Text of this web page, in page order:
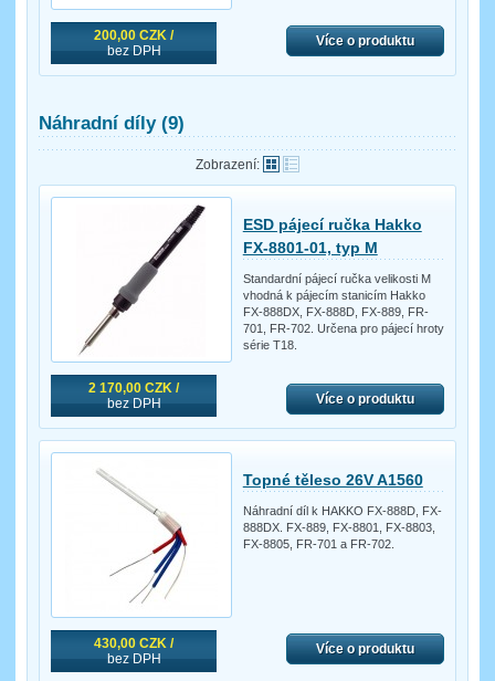
200,00 CZK /
bez DPH
Více o produktu
Náhradní díly (9)
Zobrazení:
2 170,00 CZK /
bez DPH
ESD pájecí ručka Hakko
FX-8801-01, typ M
Standardní pájecí ručka velikosti M
vhodná k pájecím stanicím Hakko
FX-888DX, FX-888D, FX-889, FR-
701, FR-702. Určena pro pájecí hroty
série T18.
Více o produktu
430,00 CZK /
bez DPH
Topné těleso 26V A1560
Náhradní díl k HAKKO FX-888D, FX-
888DX. FX-889, FX-8801, FX-8803,
FX-8805, FR-701 a FR-702.
Více o produktu